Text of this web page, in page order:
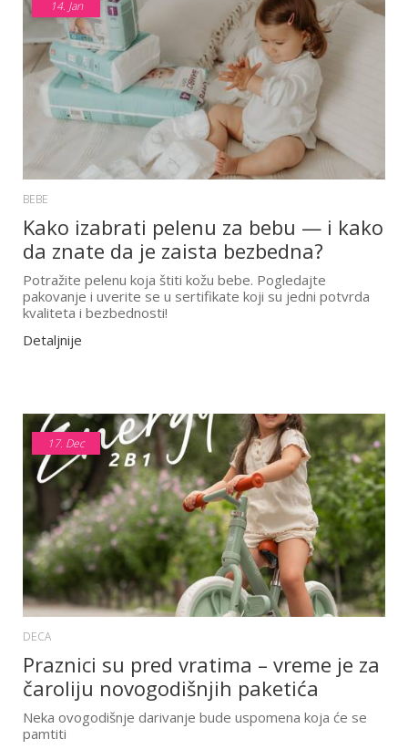
14. Jan
BEBE
Kako izabrati pelenu za bebu — i kako
da znate da je zaista bezbedna?
Potražite pelenu koja štiti kožu bebe. Pogledajte
pakovanje i uverite se u sertifikate koji su jedni potvrda
kvaliteta i bezbednosti!
Detaljnije
17. Dec
DECA
Praznici su pred vratima – vreme je za
čaroliju novogodišnjih paketića
Neka ovogodišnje darivanje bude uspomena koja će se
pamtiti